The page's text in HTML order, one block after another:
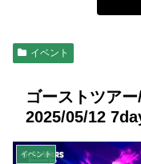
イベント
ゴーストツア
2025/05/12
イベント